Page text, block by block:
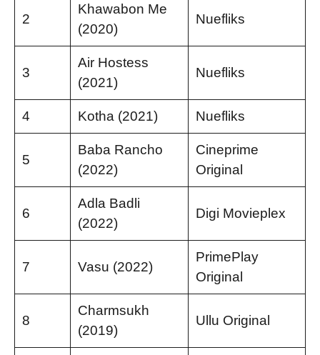
2
Khawabon Me
(2020)
Nuefliks
3
Air Hostess
(2021)
Nuefliks
4 Kotha (2021) Nuefliks
5
Baba Rancho
(2022)
Cineprime
Original
6
Adla Badli
(2022)
Digi Movieplex
7 Vasu (2022)
PrimePlay
Original
8
Charmsukh
(2019)
Ullu Original